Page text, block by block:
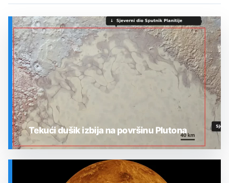
Tekući dušik izbija na površinu Plutona